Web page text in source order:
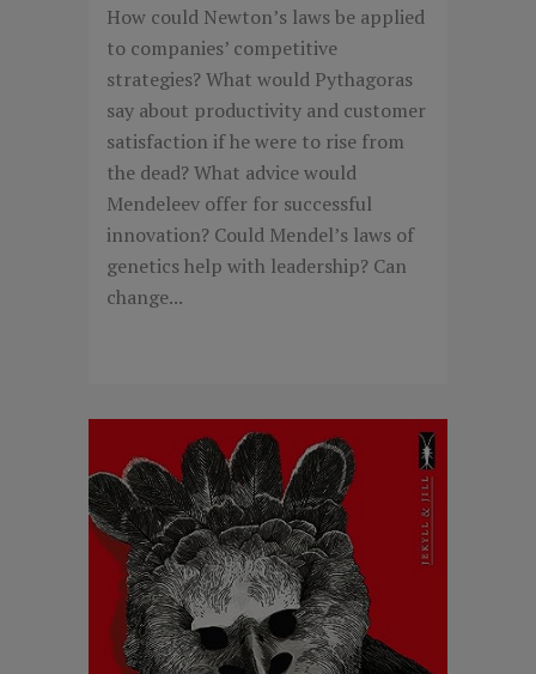
How could Newton’s laws be applied
to companies’ competitive
strategies? What would Pythagoras
say about productivity and customer
satisfaction if he were to rise from
the dead? What advice would
Mendeleev offer for successful
innovation? Could Mendel’s laws of
genetics help with leadership? Can
change...